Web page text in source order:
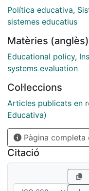
the point that they
very different
research on the
instruments follow in
economic contexts is
enquires into the
governance change
assessments and
instruments have
institutional settings.
internationally,
advance through
processes of policy
conditioned by
Política educativa,
sistemes educatius
Matèries (anglès)
Educational policy,
systems evaluation
Col·leccions
Articles publicats en
Educativa)
Pàgina completa
Citació